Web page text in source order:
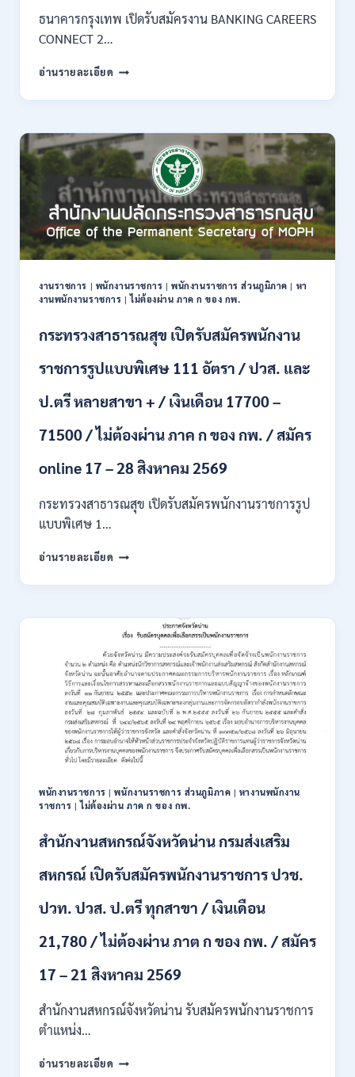
–
ธนาคารกรุงเทพ เปิดรับสมัครงาน BANKING CAREERS
CONNECT 2…
อ่านรายละเอียด ธนาคาร
เปิด
สมัคร
งาน
40
ตำแหน่ง
/
ปริญญา
ตรี
หลาย
ขึ้น
ไป
ยินดี
นักศึกษา
ใหม่
สมัคร
8
งานราชการ | พนักงานราชการ |พนักงานราชการ ส่วนภูมิภาค | หา
งานพนักงานราชการ |ไม่ต้องผ่าน ภาค ก ของ กพ.
กระทรวงสาธารณสุข เปิดรับสมัครพนักงาน
ราชการรูปแบบพิเศษ 111 อัตรา / ปวส. และ
ป.ตรี หลายสาขา + / เงินเดือน 17700 –
71500 / ไม่ต้องผ่าน ภาค ก ของ กพ. / สมัคร
online 17 – 28 สิงหาคม 2569
กระทรวงสาธารณสุข เปิดรับสมัครพนักงานราชการรูป
แบบพิเศษ 1…
อ่านรายละเอียด กระทรวง
เปิด
สมัคร
พนักงาน
ราชการ
รูป
แบบ
พิเศษ
111
อัตรา
/
ปวส.
ป.ตรี
หลาย
+
เงิน
17700
–
71500
/
ต้อง
ภาค
กพ.
พนักงานราชการ |พนักงานราชการ ส่วนภูมิภาค | หางานพนักงาน
ราชการ |ไม่ต้องผ่าน ภาค ก ของ กพ.
สำนักงานสหกรณ์จังหวัดน่าน กรมส่งเสริม
สหกรณ์ เปิดรับสมัครพนักงานราชการ ปวช.
ปวท. ปวส. ป.ตรี ทุกสาขา / เงินเดือน
21,780 / ไม่ต้องผ่าน ภาต ก ของ กพ. / สมัคร
17 – 21 สิงหาคม 2569
สำนักงานสหกรณ์จังหวัดน่าน รับสมัครพนักงานราชการ
ตำแหน่ง…
อ่านรายละเอียด สำนักงาน